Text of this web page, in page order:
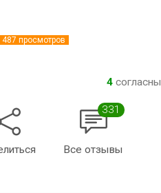
487 просмотров
4согласны
331
Все отзывы